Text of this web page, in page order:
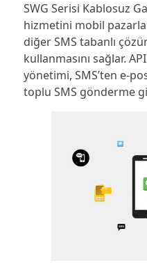
SWG Serisi Kablosuz
hizmetini mobil
diğer SMS tabanlı
kullanmasını sağlar.
yönetimi, SMS’ten e-
toplu SMS gönderme